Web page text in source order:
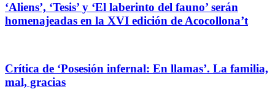
‘Aliens’, ‘Tesis’ y ‘El laberinto del fauno’ serán
homenajeadas en la XVI edición de Acocollona’t
Crítica de ‘Posesión infernal: En llamas’. La familia,
mal, gracias